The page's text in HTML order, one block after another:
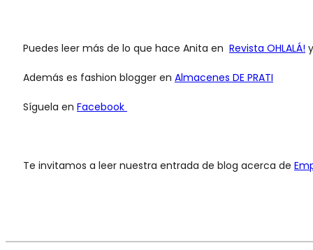
Puedes leer más de lo que hace Anita en Revista OHLALÁ!
Además es fashion blogger en Almacenes DE PRATI
Síguela en Facebook
Te invitamos a leer nuestra entrada de blog acerca de